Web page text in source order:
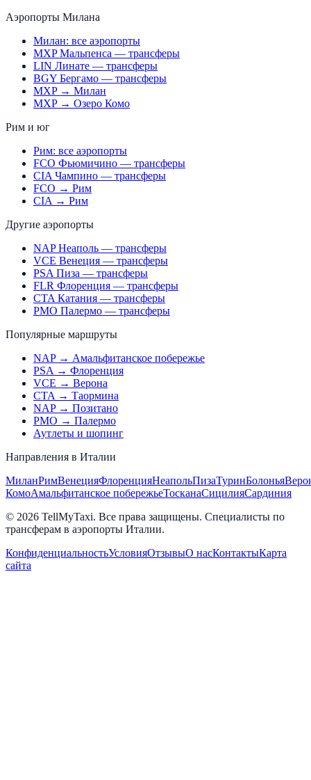
Аэропорты Милана
Милан: все аэропорты
MXP Мальпенса — трансферы
LIN Линате — трансферы
BGY Бергамо — трансферы
MXP → Милан
MXP → Озеро Комо
Рим и юг
Рим: все аэропорты
FCO Фьюмичино — трансферы
CIA Чампино — трансферы
FCO → Рим
CIA → Рим
Другие аэропорты
NAP Неаполь — трансферы
VCE Венеция — трансферы
PSA Пиза — трансферы
FLR Флоренция — трансферы
CTA Катания — трансферы
PMO Палермо — трансферы
Популярные маршруты
NAP → Амальфитанское побережье
PSA → Флоренция
VCE → Верона
CTA → Таормина
NAP → Позитано
PMO → Палермо
Аутлеты и шопинг
Направления в Италии
МиланРимВенецияФлоренцияНеапольПизаТуринБолонья
КомоАмальфитанское побережьеТосканаСицилияСардиния
© 2026 TellMyTaxi. Все права защищены. Специалисты по
трансферам в аэропорты Италии.
КонфиденциальностьУсловияОтзывыО насКонтактыКарта
сайта